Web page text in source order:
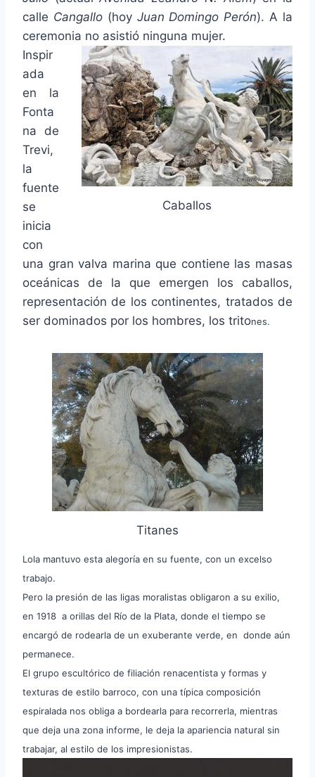
calle Cangallo(hoy Juan Domingo Perón). A la
ceremonia no asistió ninguna mujer.
Caballos
Inspir
ada
en la
Fonta
na de
Trevi,
la
fuente
se
inicia
con
una gran valva marina que contiene las masas
oceánicas de la que emergen los caballos,
representación de los continentes, tratados de
ser dominados por los hombres, los tritones.
Titanes
Lola mantuvo esta alegoría en su fuente, con un excelso
trabajo.
Pero la presión de las ligas moralistas obligaron a su exilio,
en 1918 a orillas del Río de la Plata, donde el tiempo se
encargó de rodearla de un exuberante verde, en donde aún
permanece.
El grupo escultórico de filiación renacentista y formas y
texturas de estilo barroco, con una típica composición
espiralada nos obliga a bordearla para recorrerla, mientras
que deja una zona informe, le deja la apariencia natural sin
trabajar, al estilo de los impresionistas.